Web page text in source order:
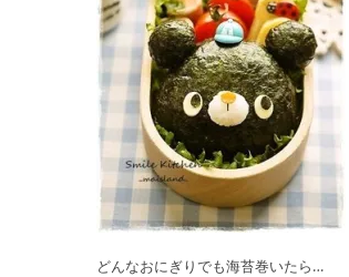
どんなおにぎりでも海苔巻いたら…